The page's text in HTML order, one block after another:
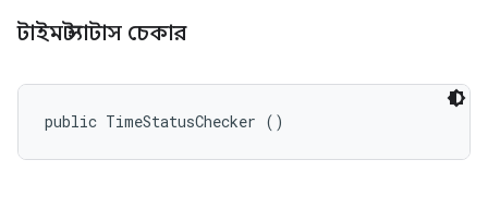
টাইম স্ট্যাটাস চেকার
public TimeStatusChecker ()